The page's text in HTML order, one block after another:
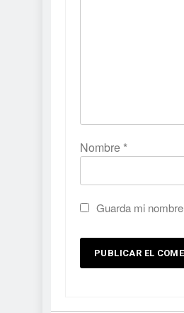
Nombre *
Guarda mi